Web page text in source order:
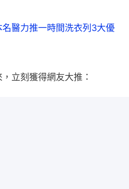
醫力推一時間洗衣列3大優
立刻獲得網友大推：